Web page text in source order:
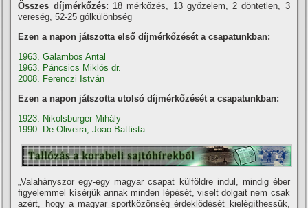
Összes díjmérkőzés: 18 mérkőzés, 13 győzelem, 2 döntetlen, 3
vereség, 52-25 gólkülönbség
Ezen a napon játszotta első díjmérkőzését a csapatunkban:
1963. Galambos Antal
1963. Páncsics Miklós dr.
2008. Ferenczi István
Ezen a napon játszotta utolsó díjmérkőzését a csapatunkban:
1923. Nikolsburger Mihály
1990. De Oliveira, Joao Battista
„Valahányszor egy-egy magyar csapat külföldre indul, mindig éber
figyelemmel kí­sérjük annak minden lépését, viselt dolgait nem csak
azért, hogy a magyar sportközönség érdeklődését kielégí­thessük,